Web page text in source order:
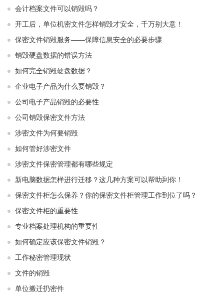
会计档案文件可以销毁吗？
开工后，单位机密文件怎样销毁才安全，千万别大意！
保密文件销毁服务——保障信息安全的必要步骤
销毁硬盘数据的错误方法
如何完全销毁硬盘数据？
企业电子产品为什么要销毁？
公司电子产品销毁的必要性
公司销毁保密文件方法
涉密文件为何要销毁
如何管好涉密文件
涉密文件保密管理都有哪些规定
新电脑数据怎样进行迁移？这几种方案可以帮助到你！
保密文件柜怎么保养？你的保密文件柜管理工作到位了吗？
保密文件柜的重要性
专业档案处理机构的重要性
如何确定应该保密文件销毁？
工作秘密管理现状
文件的销毁
单位搬迁扔密件